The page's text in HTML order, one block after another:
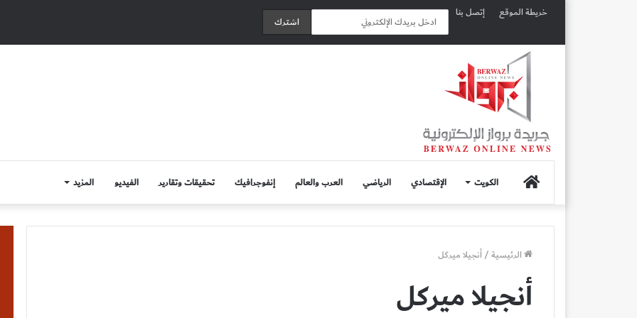
خريطة الموقع إتصل بنا
الصفحة
الرئيسية
الكويت الإقتصادي الرياضي العرب والعالم إنفوجرافيك تحقيقات وتقارير الفيديو المزيد
الرئيسية/أنجيلا ميركل
أنجيلا ميركل